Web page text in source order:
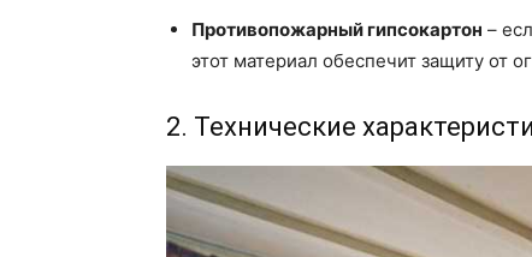
Противопожарный гипсокартон –
этот материал обеспечит защиту от
2. Технические